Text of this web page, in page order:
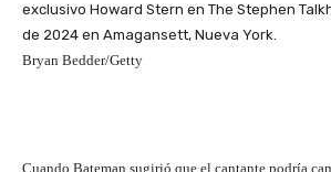
exclusivo Howard Stern en The Stephen
de 2024 en Amagansett, Nueva York.
Bryan Bedder/Getty
Cuando Bateman sugirió que el cantante podría